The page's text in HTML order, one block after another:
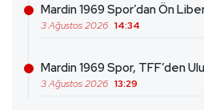
Mardin 1969 Spor’dan Ön
3 Ağustos 2026 14:34
Mardin 1969 Spor, TFF’den
3 Ağustos 2026 13:29